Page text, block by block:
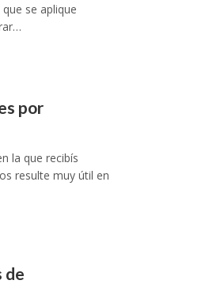
se aplique
por
la que recibís
resulte muy útil en
de